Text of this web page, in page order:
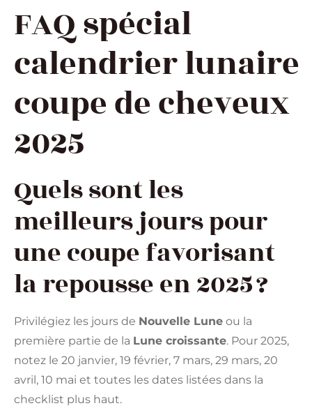
FAQ spécial
calendrier lunaire
coupe de cheveux
2025
Quels sont les
meilleurs jours pour
une coupe favorisant
la repousse en 2025 ?
Privilégiez les jours de Nouvelle Lune ou la
première partie de la Lune croissante. Pour 2025,
notez le 20 janvier, 19 février, 7 mars, 29 mars, 20
avril, 10 mai et toutes les dates listées dans la
checklist plus haut.